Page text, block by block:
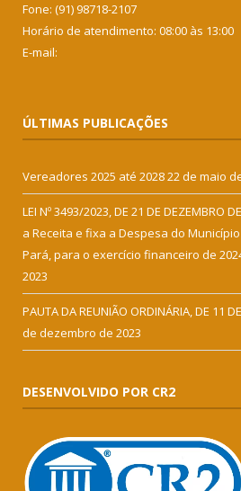
Fone: (91) 98718-2107
Horário de atendimento: 08:00 às 13:00
E-mail:
ÚLTIMAS PUBLICAÇÕES
Vereadores 2025 até 202822 de maio
LEI Nº 3493/2023, DE 21 DE DEZEMBRO
a Receita e fixa a Despesa do
Pará, para o exercício financeiro de
2023
PAUTA DA REUNIÃO ORDINÁRIA, DE 11
de dezembro de 2023
DESENVOLVIDO POR CR2